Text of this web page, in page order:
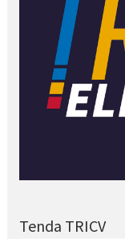
Tenda TRICV